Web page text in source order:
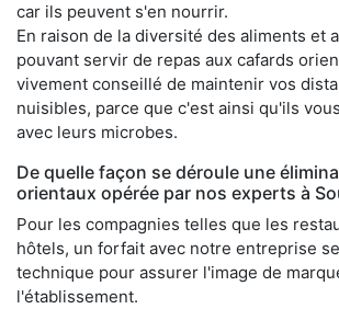
car ils peuvent s'en nourrir.
En raison de la diversité des aliments et
pouvant servir de repas aux cafards
vivement conseillé de maintenir vos
nuisibles, parce que c'est ainsi qu'ils
avec leurs microbes.
De quelle façon se déroule une
orientaux opérée par nos experts à
Pour les compagnies telles que les
hôtels, un forfait avec notre entreprise
technique pour assurer l'image de
l'établissement.